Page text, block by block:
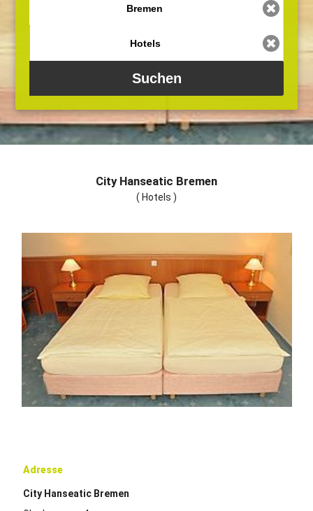
City Hanseatic Bremen
( Hotels )
Adresse
City Hanseatic Bremen